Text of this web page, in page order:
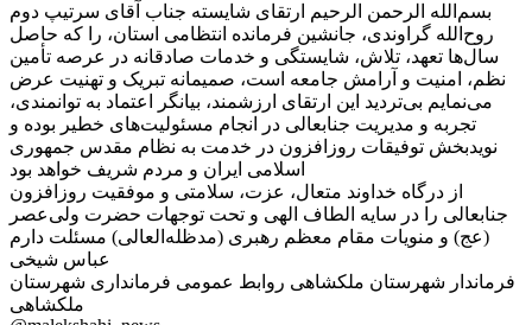
بسم‌الله الرحمن الرحیم ارتقای شایسته جناب آقای سرتیپ دوم
روح‌الله گراوندی، جانشین فرمانده انتظامی استان، را که حاصل
سال‌ها تعهد، تلاش، شایستگی و خدمات صادقانه در عرصه تأمین
نظم، امنیت و آرامش جامعه است، صمیمانه تبریک و تهنیت عرض
می‌نمایم بی‌تردید این ارتقای ارزشمند، بیانگر اعتماد به توانمندی،
تجربه و مدیریت جنابعالی در انجام مسئولیت‌های خطیر بوده و
نویدبخش توفیقات روزافزون در خدمت به نظام مقدس جمهوری
اسلامی ایران و مردم شریف خواهد بود
از درگاه خداوند متعال، عزت، سلامتی و موفقیت روزافزون
جنابعالی را در سایه الطاف الهی و تحت توجهات حضرت ولی‌عصر
(عج) و منویات مقام معظم رهبری (مدظله‌العالی) مسئلت دارم
عباس شیخی
فرماندار شهرستان ملکشاهی روابط عمومی فرمانداری شهرستان
ملکشاهی